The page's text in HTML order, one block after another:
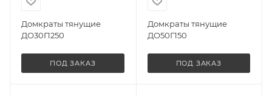
Домкраты тянущие
ДО30П250
ПОД ЗАКАЗ
Домкраты тянущие
ДО50Г150
ПОД ЗАКАЗ